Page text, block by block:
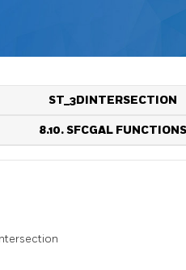
ST_3DINTERSECTION
8.10. SFCGAL FUNCTIONS